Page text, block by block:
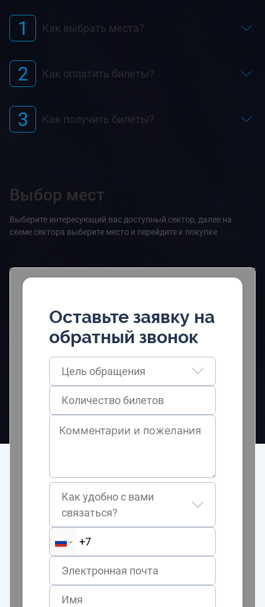
1 Как выбрать места?
2 Как оплатить билеты?
3 Как получить билеты?
Выбор мест
Выберите интересующий вас доступный сектор, далее на
схеме сектора выберите место и перейдите к покупке
Оставьте заявку на
обратный звонок
Цель обращения
Как удобно с вами
связаться?